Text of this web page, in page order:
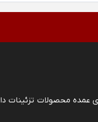
عمده محصولات تزئینات